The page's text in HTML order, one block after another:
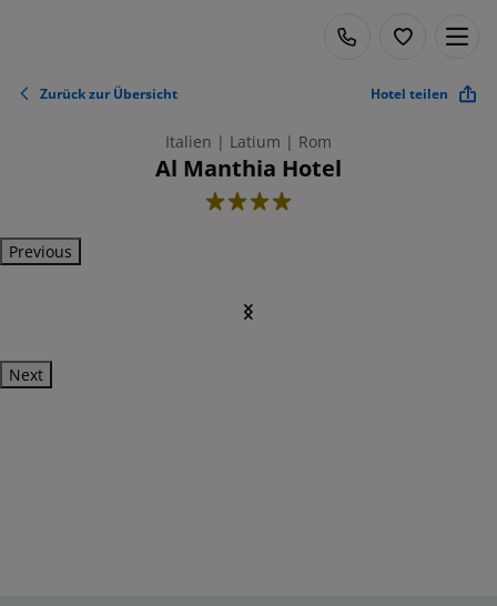
Zurück zur Übersicht Hotel teilen
Italien | Latium | Rom
Al Manthia Hotel
4
Previous
Next